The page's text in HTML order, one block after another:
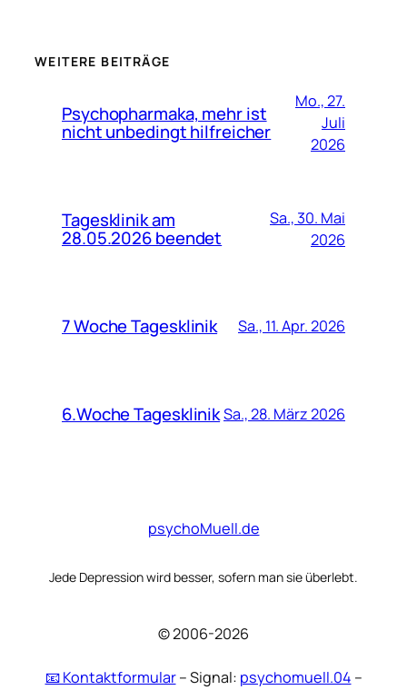
WEITERE BEITRÄGE
Psychopharmaka, mehr ist
nicht unbedingt hilfreicher
Mo., 27.
Juli
2026
Tagesklinik am
28.05.2026 beendet
Sa., 30. Mai
2026
7 Woche Tagesklinik Sa., 11. Apr. 2026
6.Woche TagesklinikSa., 28. März 2026
psychoMuell.de
Jede Depression wird besser, sofern man sie überlebt.
© 2006-2026
📧 Kontaktformular– Signal: psychomuell.04 –